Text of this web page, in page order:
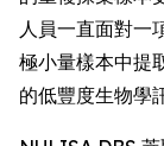
人員一直面對一
極小量樣本中提
的低豐度生物學